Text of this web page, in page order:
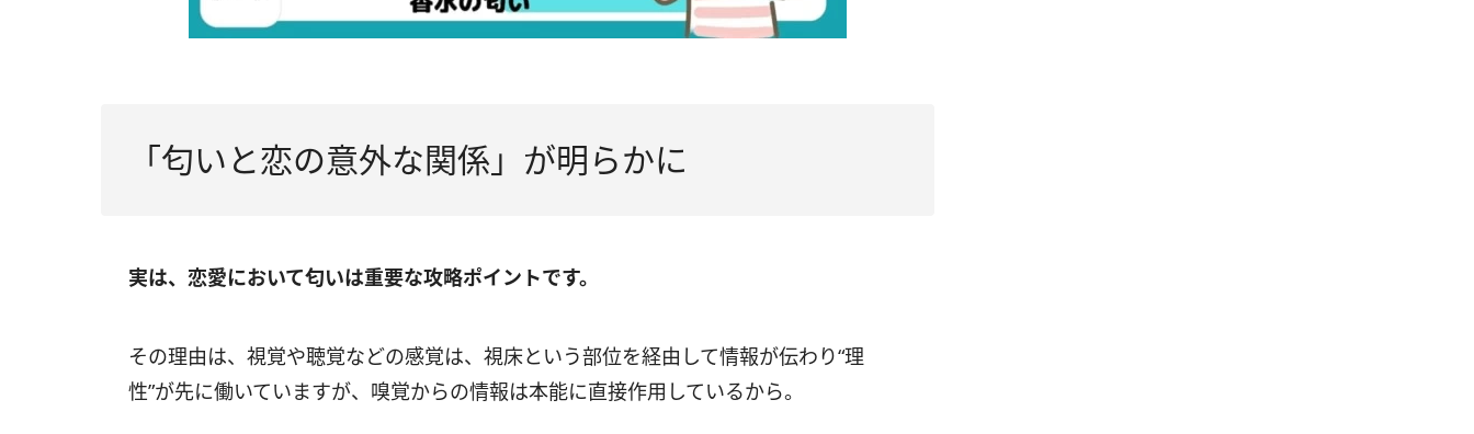
「匂いと恋の意外な関係」が明らかに
実は、恋愛において匂いは重要な攻略ポイントです。
その理由は、視覚や聴覚などの感覚は、視床という部位を経由して情報が伝わり“理
性”が先に働いていますが、嗅覚からの情報は本能に直接作用しているから。